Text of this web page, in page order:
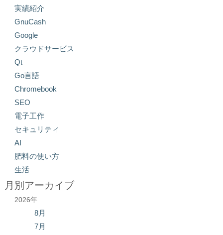
実績紹介
GnuCash
Google
クラウドサービス
Qt
Go言語
Chromebook
SEO
電子工作
セキュリティ
AI
肥料の使い方
生活
月別アーカイブ
2026年
8月
7月